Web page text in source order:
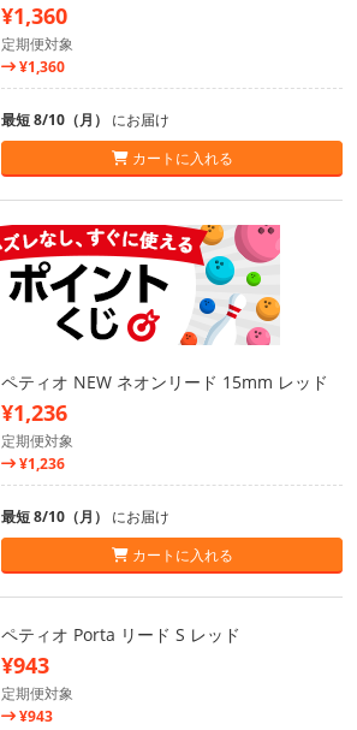
¥1,360
定期便対象
¥1,360
最短 8/10（月） にお届け
カートに入れる
ペティオ NEW ネオンリード 15mm レッド
¥1,236
定期便対象
¥1,236
最短 8/10（月） にお届け
カートに入れる
ペティオ Porta リード S レッド
¥943
定期便対象
¥943